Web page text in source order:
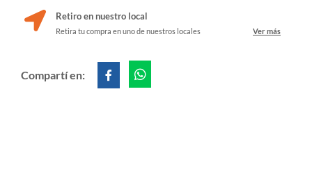
Retiro en nuestro local
Retira tu compra en uno de nuestros locales Ver más
Compartí en: